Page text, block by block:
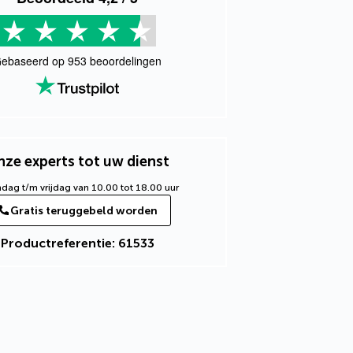
op 953 beoordelingen
experts tot uw dienst
t/m vrijdag van 10.00 tot 18.00 uur
Gratis teruggebeld worden
Productreferentie: 61533